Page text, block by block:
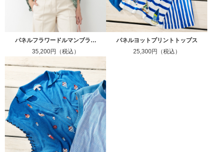
パネルフラワードルマンブラ…
35,200円（税込）
パネルヨットプリントトップス
25,300円（税込）